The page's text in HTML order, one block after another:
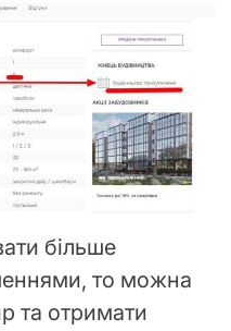
більше
то можна
та отримати